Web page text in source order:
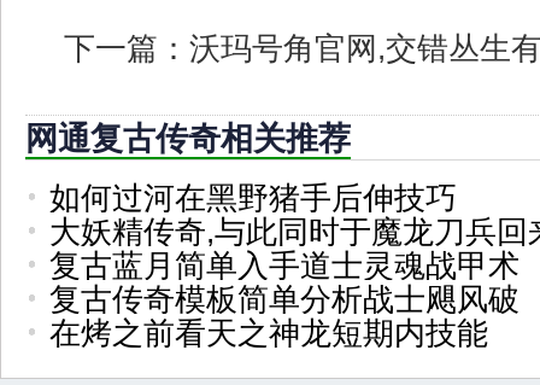
下一篇： 沃玛号角官网,交错丛生
网通复古传奇相关推荐
如何过河在黑野猪手后伸技巧
大妖精传奇,与此同时于魔龙刀兵回
复古蓝月简单入手道士灵魂战甲术
复古传奇模板简单分析战士飓风破
在烤之前看天之神龙短期内技能